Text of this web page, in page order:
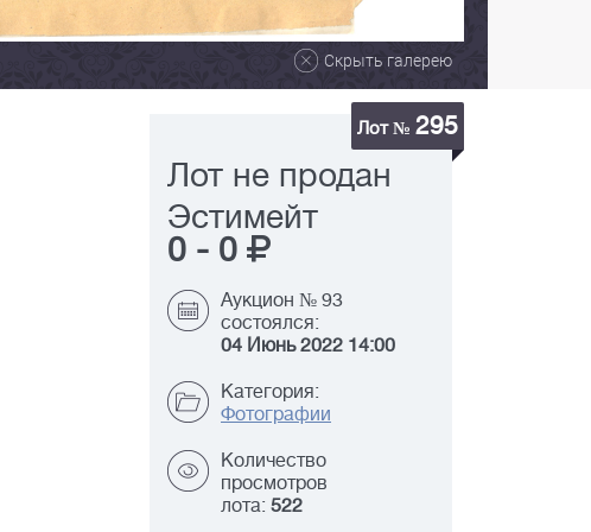
Скрыть галерею
Лот № 295
Лот не продан
Эстимейт
0 - 0
Аукцион № 93
состоялся:
04 Июнь 2022 14:00
Категория:
Фотографии
Количество
просмотров
лота: 522